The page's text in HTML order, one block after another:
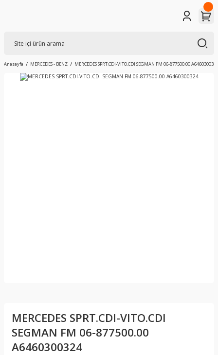
Anasayfa MERCEDES - BENZ MERCEDES SPRT.CDI-VITO.CDI SEGMAN FM 06-877500.00 A6460300324
MERCEDES SPRT.CDI-VITO.CDI
SEGMAN FM 06-877500.00
A6460300324